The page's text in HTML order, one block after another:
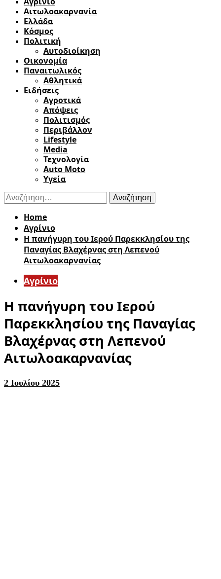
Αιτωλοακαρνανία
Ελλάδα
Κόσμος
Πολιτική
Αυτοδιοίκηση
Οικονομία
Παναιτωλικός
Αθλητικά
Ειδήσεις
Αγροτικά
Απόψεις
Πολιτισμός
Περιβάλλον
Lifestyle
Media
Τεχνολογία
Auto Moto
Υγεία
Αναζήτηση
για:
Home
Aγρίνιο
Η πανήγυρη του Ιερού Παρεκκλησίου της
Παναγίας Βλαχέρνας στη Λεπενού
Αιτωλοακαρνανίας
Aγρίνιο
Η πανήγυρη του Ιερού
Παρεκκλησίου της Παναγίας
Βλαχέρνας στη Λεπενού
Αιτωλοακαρνανίας
2 Ιουλίου 2025